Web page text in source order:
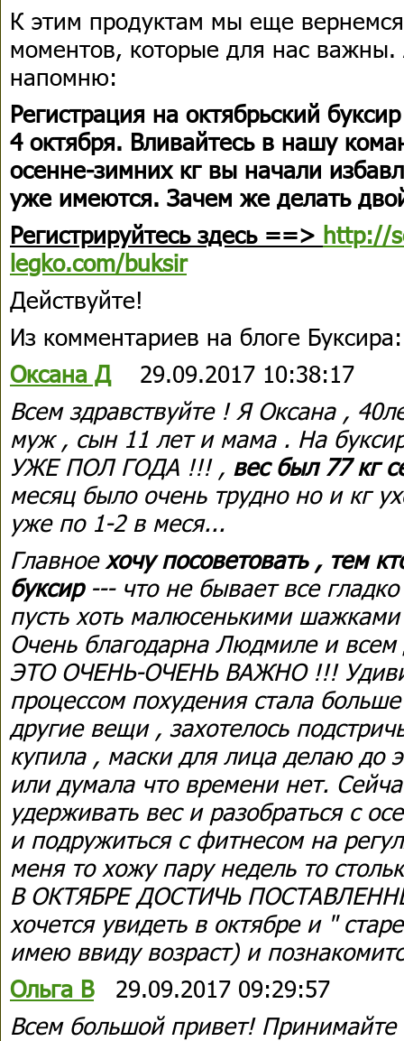
К этим продуктам мы еще
моментов, которые для нас
напомню:
Регистрация на октябрьский
4 октября. Вливайтесь в нашу
осенне-зимних кг вы начали
уже имеются. Зачем же делать
Регистрируйтесь здесь ==> http://
legko.com/buksir
Действуйте!
Из комментариев на блоге
Оксана Д29.09.2017 10:38:17
Всем здравствуйте ! Я Оксана ,
муж , сын 11 лет и мама . На
УЖЕ ПОЛ ГОДА !!! , вес был 77 кг
месяц было очень трудно но и кг
уже по 1-2 в меся...
Главноехочу посоветовать , тем
буксир--- что не бывает все
пусть хоть малюсенькими
Очень благодарна Людмиле и всем
ЭТО ОЧЕНЬ-ОЧЕНЬ ВАЖНО !!!
процессом похудения стала
другие вещи , захотелось
купила , маски для лица делаю до
или думала что времени нет.
удерживать вес и разобраться с
и подружиться с фитнесом на
меня то хожу пару недель то
В ОКТЯБРЕ ДОСТИЧЬ
хочется увидеть в октябре и "
имею ввиду возраст) и
Ольга В29.09.2017 09:29:57
Всем большой привет!